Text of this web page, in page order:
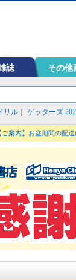
誌 その他
リル ゲッターズ
ご案内】お盆期間の配